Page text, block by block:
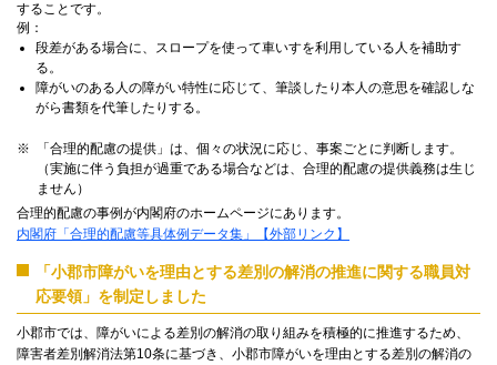
することです。
例：
段差がある場合に、スロープを使って車いすを利用している人を補助す
る。
障がいのある人の障がい特性に応じて、筆談したり本人の意思を確認しな
がら書類を代筆したりする。
「合理的配慮の提供」は、個々の状況に応じ、事案ごとに判断します。
（実施に伴う負担が過重である場合などは、合理的配慮の提供義務は生じ
ません）
合理的配慮の事例が内閣府のホームページにあります。
内閣府「合理的配慮等具体例データ集」
【外部リンク】
「小郡市障がいを理由とする差別の解消の推進に関する職員対
応要領」を制定しました
小郡市では、障がいによる差別の解消の取り組みを積極的に推進するため、
障害者差別解消法第10条に基づき、小郡市障がいを理由とする差別の解消の